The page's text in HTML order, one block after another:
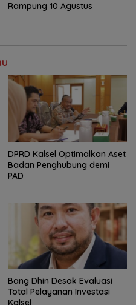
Rampung 10 Agustus
‎DPRD Kalsel Optimalkan Aset
Badan Penghubung demi
PAD
‎Bang Dhin Desak Evaluasi
Total Pelayanan Investasi